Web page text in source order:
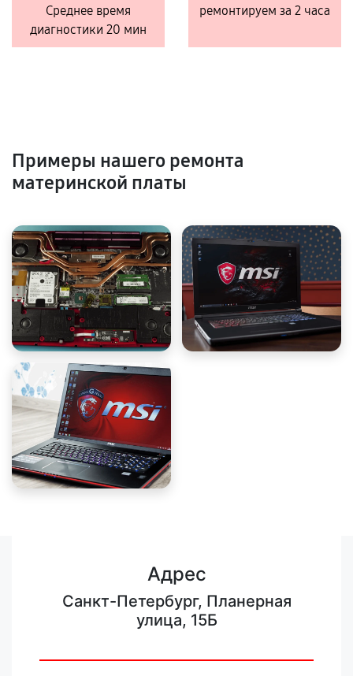
Среднее время
диагностики 20 мин
ремонтируем за 2 часа
Примеры нашего ремонта
материнской платы
Адрес
Санкт-Петербург, Планерная
улица, 15Б